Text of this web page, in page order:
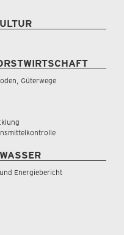
Güterwege
Energiebericht